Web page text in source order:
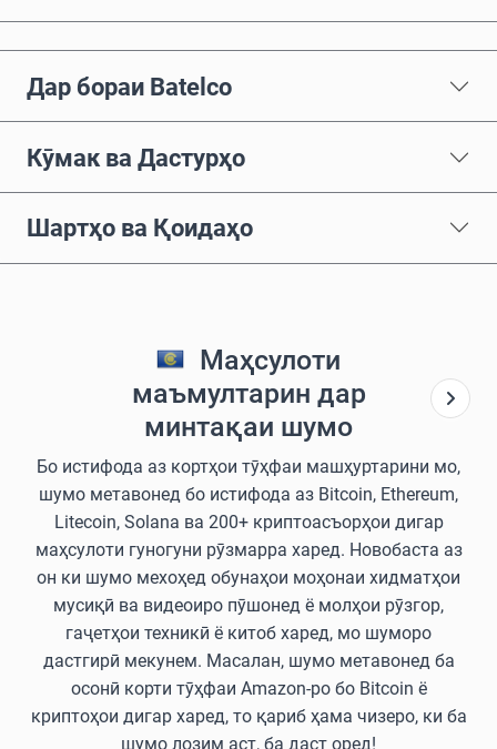
Дар бораи Batelco
Кӯмак ва Дастурҳо
Шартҳо ва Қоидаҳо
Маҳсулоти
маъмултарин дар
минтақаи шумо
Бо истифода аз кортҳои тӯҳфаи машҳуртарини мо,
шумо метавонед бо истифода аз Bitcoin, Ethereum,
Litecoin, Solana ва 200+ криптоасъорҳои дигар
маҳсулоти гуногуни рӯзмарра харед. Новобаста аз
он ки шумо мехоҳед обунаҳои моҳонаи хидматҳои
мусиқӣ ва видеоиро пӯшонед ё молҳои рӯзгор,
гаҷетҳои техникӣ ё китоб харед, мо шуморо
дастгирӣ мекунем. Масалан, шумо метавонед ба
осонӣ корти тӯҳфаи Amazon-ро бо Bitcoin ё
криптоҳои дигар харед, то қариб ҳама чизеро, ки ба
шумо лозим аст, ба даст оред!